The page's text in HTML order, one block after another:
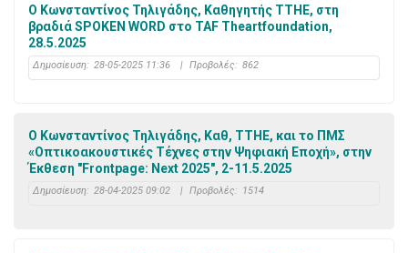
Ο Κωνσταντίνος Τηλιγάδης, Καθηγητής ΤΤΗΕ, στη
βραδιά SPOKEN WORD στο TAF Theartfoundation,
28.5.2025
Δημοσίευση: 28-05-2025 11:36 | Προβολές: 862
Ο Κωνσταντίνος Τηλιγάδης, Καθ, ΤΤΗΕ, και το ΠΜΣ
«Οπτικοακουστικές Τέχνες στην Ψηφιακή Εποχή», στην
Έκθεση "Frontpage: Next 2025", 2-11.5.2025
Δημοσίευση: 28-04-2025 09:02 | Προβολές: 1514